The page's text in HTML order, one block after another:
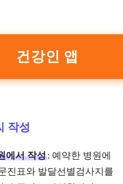
건강인 앱
작성
에서 작성: 예약한 병원에
진표와 발달선별검사지를